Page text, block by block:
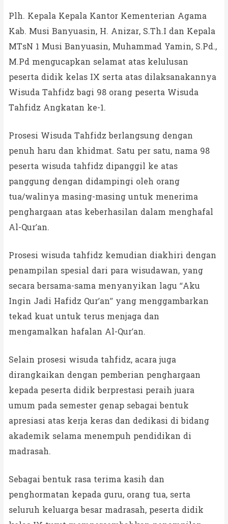
Plh. Kepala Kepala Kantor Kementerian Agama
Kab. Musi Banyuasin, H. Anizar, S.Th.I dan Kepala
MTsN 1 Musi Banyuasin, Muhammad Yamin, S.Pd.,
M.Pd mengucapkan selamat atas kelulusan
peserta didik kelas IX serta atas dilaksanakannya
Wisuda Tahfidz bagi 98 orang peserta Wisuda
Tahfidz Angkatan ke-1.
Prosesi Wisuda Tahfidz berlangsung dengan
penuh haru dan khidmat. Satu per satu, nama 98
peserta wisuda tahfidz dipanggil ke atas
panggung dengan didampingi oleh orang
tua/walinya masing-masing untuk menerima
penghargaan atas keberhasilan dalam menghafal
Al-Qur’an.
Prosesi wisuda tahfidz kemudian diakhiri dengan
penampilan spesial dari para wisudawan, yang
secara bersama-sama menyanyikan lagu “Aku
Ingin Jadi Hafidz Qur’an” yang menggambarkan
tekad kuat untuk terus menjaga dan
mengamalkan hafalan Al-Qur’an.
Selain prosesi wisuda tahfidz, acara juga
dirangkaikan dengan pemberian penghargaan
kepada peserta didik berprestasi peraih juara
umum pada semester genap sebagai bentuk
apresiasi atas kerja keras dan dedikasi di bidang
akademik selama menempuh pendidikan di
madrasah.
Sebagai bentuk rasa terima kasih dan
penghormatan kepada guru, orang tua, serta
seluruh keluarga besar madrasah, peserta didik